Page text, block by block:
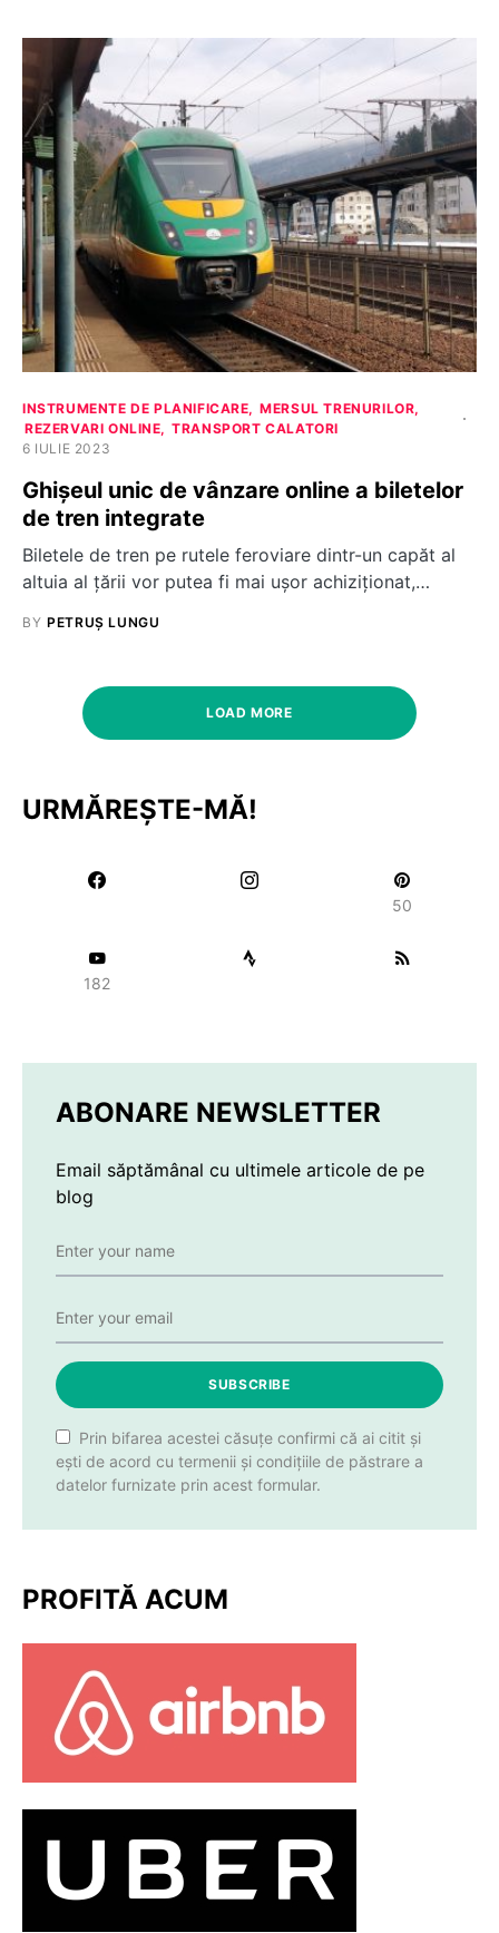
INSTRUMENTE DE PLANIFICARE
MERSUL TRENURILOR
REZERVARI ONLINE
TRANSPORT CALATORI
6 IULIE 2023
Ghișeul unic de vânzare online a biletelor
de tren integrate
Biletele de tren pe rutele feroviare dintr-un capăt al
altuia al țării vor putea fi mai ușor achiziționat,…
BY PETRUȘ LUNGU
LOAD MORE
URMĂREȘTE-MĂ!
50
182
ABONARE NEWSLETTER
Email săptămânal cu ultimele articole de pe
blog
SUBSCRIBE
Prin bifarea acestei căsuțe confirmi că ai citit și
ești de acord cu termenii și condițiile de păstrare a
datelor furnizate prin acest formular.
PROFITĂ ACUM